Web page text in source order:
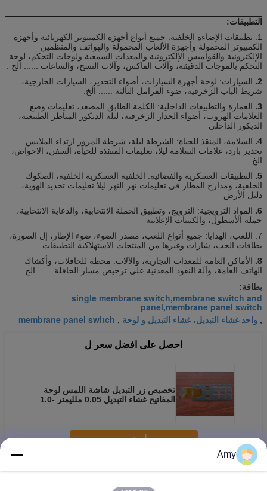
التطبيقات:
1. تطبيقات الإضاءة الخلفية: جميع أنواع أجهزة الكمبيوتر الكهربائية وأجهزة
الكمبيوتر المحمولة وأجهزة الألعاب المحمولة والهواتف والمنظمين
الإلكترونية والقواميس الإلكترونية والمعدات السمعية ولوحات التحكم، لوحة
التحكم بالموجات الدقيقة، وآلات الفاكس، وآلات النسخ، والساعات ...... الخ .
2.
السيارات: لوحة أجهزة السيارات، أضواء التحذير، السيارات الخارجية،
شريط الباب الزخرفية، ضوء الفرامل الثالثة ...... الخ.
3.
العمارة والتطبيقات الداخلية: الكلمة الطابق المصعد، تعليمات وضع
العلامات الهروب، أضواء الجدار الزخرفية، ليلة الديكور المناظر الطبيعية،
الديكور الداخلي
4.
السلامة، المنقذ للحياة: الشرطة ليلة، شرطة المرور ارتداء الملابس
تحذير بارد، علامات السلامة ليلا، تعليمات المنقذة للحياة، السفن، الاحواض،
الخ.
5.
التطبيقات العسكرية والفضائية: الخلفية العسكرية الخلفية، الصكوك
الخلفية، ومدارج المطار في تعليمات نهر النهر ليلا تعليمات تحديد الهوية،
دليل الأرض
6.
المواد الترويجية: الترويج، وتطبيق الحملة الانتخابية، والدعاية الانتخابية،
حملة الأسطول، والكتيبات الإعلانية
7. اللعب، الهدايا: جميع أنواع اللعب، مصدر الضوء، ضوء الإطار، إل الصورة،
بطاقات الحب، شارات وغيرها من المنتجات الاستهلاكية التطبيقات
8.
الأماكن العامة للمعدات التجارية، والآلات: محطة للحافلات، وأكشاك
الهاتف العامة، وآلة النقود المعدنية على ترخيص مسار الحافلة ...... الخ.
بطاقة:
single membrane switch,membrane switch and
panel,membrane panel switch
, واحد غشاء التبديل، غشاء التبديل و لوحة ,
membrane panel switch
احصل على افضل سعر ل
تخصيص زر التبديل شاشة اللمس لوحة
المفاتيح غشاء التبديل 0.05 ملليمتر -1.0
استمر
أكثرالتبديل غشاء مقاوم للماء
Amy